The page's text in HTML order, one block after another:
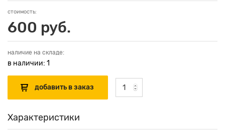
стоимость:
600 руб.
наличие на складе:
в наличии: 1
Характеристики